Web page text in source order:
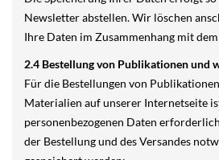
Newsletter abstellen. Wir löschen
Ihre Daten im Zusammenhang mit
2.4 Bestellung von Publikationen und
Für die Bestellungen von
Materialien auf unserer Internetseite
personenbezogenen Daten
der Bestellung und des Versandes